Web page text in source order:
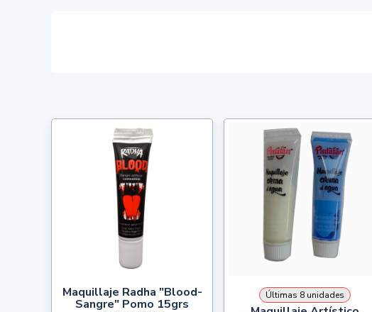
Maquillaje Radha "Blood-
Sangre" Pomo 15grs
Últimas 8 unidades